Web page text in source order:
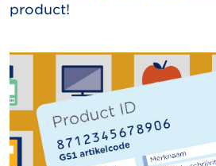
product!